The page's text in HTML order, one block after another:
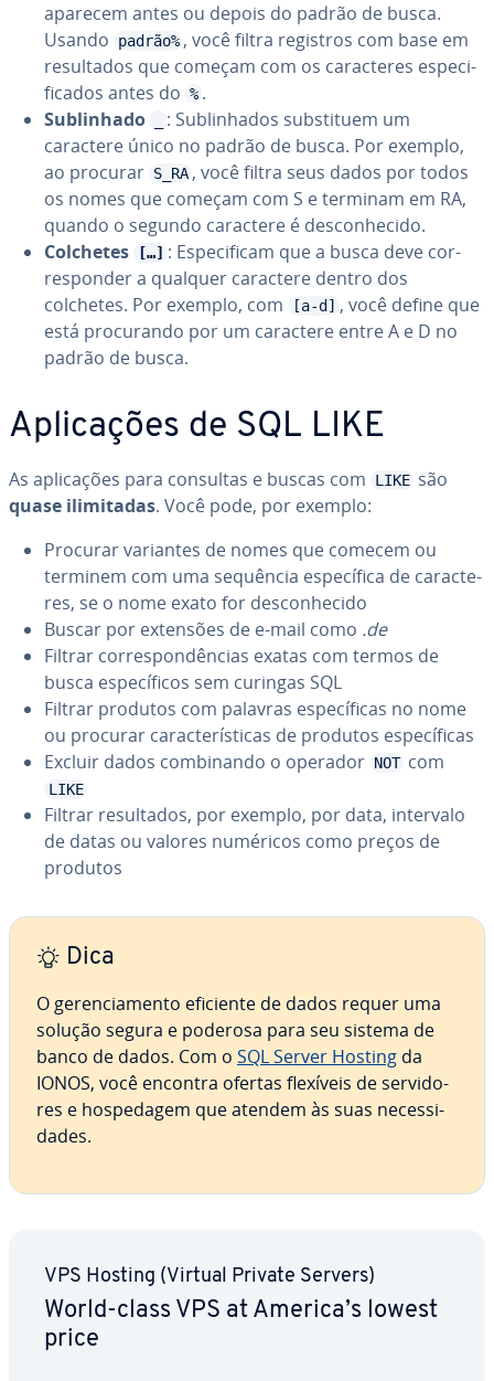
aparecem antes ou depois do padrão de busca.
Usando
padrão% , você filtra registros com base em
re­sul­ta­dos que começam com os ca­rac­te­res es­pe­ci­
fi­ca­dos antes do % .
Su­bli­nhado
: Su­bli­nha­dos subs­ti­tuem um
caractere único no padrão de busca. Por exemplo,
ao procurar S_RA , você filtra seus dados por todos
os nomes que começam com S e terminam em RA,
quando o segundo caractere é des­co­nhe­cido.
Colchetes
[…] : Es­pe­ci­fi­cam que a busca deve cor­
res­pon­der a qualquer caractere dentro dos
colchetes. Por exemplo, com
[a-d] , você define que
está pro­cu­rando por um caractere entre A e D no
padrão de busca.
Apli­ca­ções de SQL LIKE
As apli­ca­ções para consultas e buscas com LIKE são
quase ili­mi­ta­das. Você pode, por exemplo:
Procurar variantes de nomes que comecem ou
terminem com uma sequência es­pe­cí­fica de ca­rac­te­
res, se o nome exato for des­co­nhe­cido
Buscar por extensões de e-mail como .de
Filtrar cor­res­pon­dên­cias exatas com termos de
busca es­pe­cí­fi­cos sem curingas SQL
Filtrar produtos com palavras es­pe­cí­fi­cas no nome
ou procurar ca­rac­te­rís­ti­cas de produtos es­pe­cí­fi­cas
Excluir dados com­bi­nando o operador NOT com
LIKE
Filtrar re­sul­ta­dos, por exemplo, por data, intervalo
de datas ou valores numéricos como preços de
produtos
Dica
O ge­ren­ci­a­mento eficiente de dados requer uma
solução segura e poderosa para seu sistema de
banco de dados. Com o SQL Server Hosting da
IONOS, você encontra ofertas flexíveis de ser­vi­do­
res e hos­pe­da­gem que atendem às suas ne­ces­si­
da­des.
VPS Hosting (Virtual Private Servers)
World-class VPS at America’s lowest
price